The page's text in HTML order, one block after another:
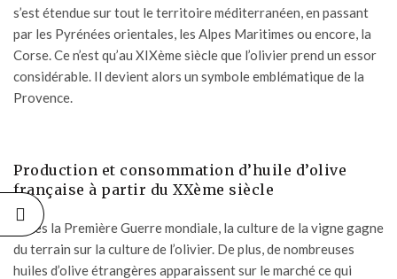
s’est étendue sur tout le territoire méditerranéen, en passant
par les Pyrénées orientales, les Alpes Maritimes ou encore, la
Corse. Ce n’est qu’au XIXème siècle que l’olivier prend un essor
considérable. Il devient alors un symbole emblématique de la
Provence.
Production et consommation d’huile d’olive
française à partir du XXème siècle
Après la Première Guerre mondiale, la culture de la vigne gagne
du terrain sur la culture de l’olivier. De plus, de nombreuses
huiles d’olive étrangères apparaissent sur le marché ce qui